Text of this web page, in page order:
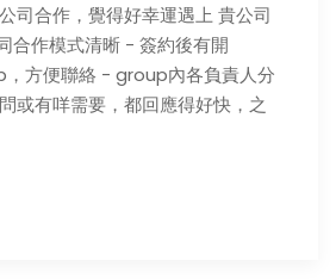
司合作，覺得好幸運遇上 貴公司
合作模式清晰 - 簽約後有開
方便聯絡 - group內各負責人分
或有咩需要，都回應得好快，之